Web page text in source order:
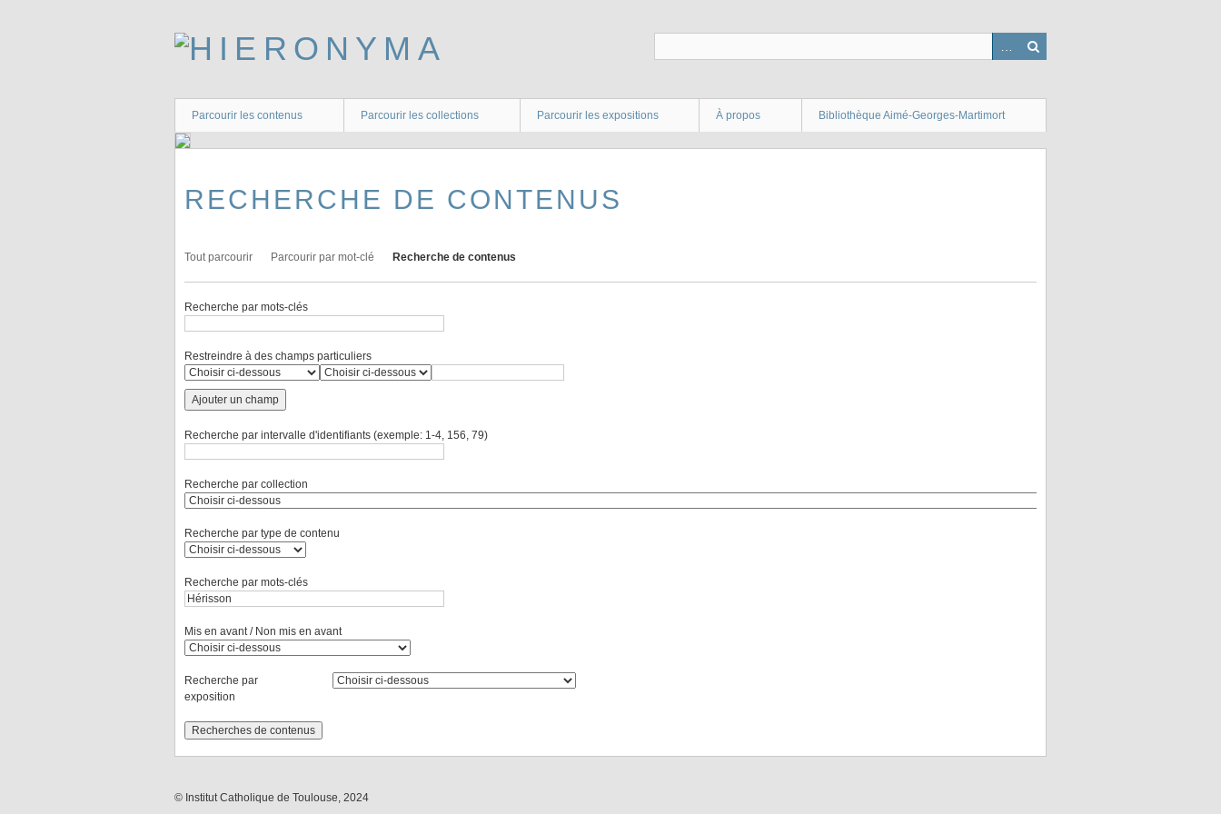
Parcourir les contenus Parcourir les collections Parcourir les expositions À propos Bibliothèque Aimé-Georges-Martimort
RECHERCHE DE CONTENUS
Tout parcourir Parcourir par mot-clé Recherche de contenus
Recherche par mots-clés
Restreindre à des champs particuliers
Ajouter un champ
Recherche par intervalle d'identifiants (exemple: 1-4, 156, 79)
Recherche par collection
Recherche par type de contenu
Recherche par mots-clés
Mis en avant / Non mis en avant
Recherche par
exposition
© Institut Catholique de Toulouse, 2024